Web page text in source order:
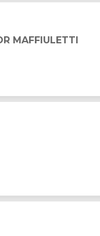
MAFFIULETTI